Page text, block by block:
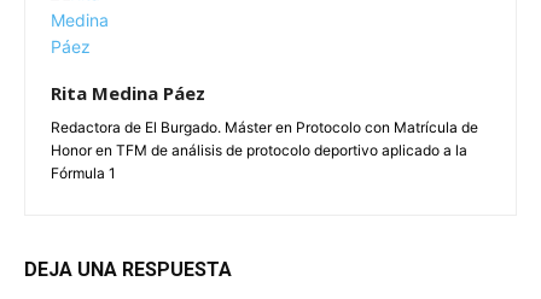
Rita Medina Páez
Redactora de El Burgado. Máster en Protocolo con Matrícula de
Honor en TFM de análisis de protocolo deportivo aplicado a la
Fórmula 1
DEJA UNA RESPUESTA